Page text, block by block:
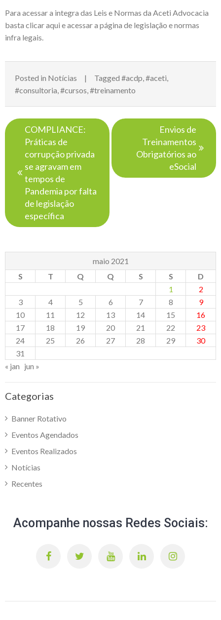
Para acessar a integra das Leis e Normas da Aceti Advocacia
basta clicar aqui e acessar a página de legislação e normas
infra legais
Posted in Notícias Tagged #acdp #aceti
#consultoria #cursos #treinamento
Navegação
de
Post
COMPLIANCE:
Práticas de
corrupção privada
se agravam em
tempos de
Pandemia por falta
de legislação
específica
Envios de
Treinamentos
Obrigatórios ao
eSocial
maio 2021
S
T Q Q S S
D
1
2
3
4 5 6 7 8
9
10
11 12 13 14 15
16
17
18 19 20 21 22
23
24
25 26 27 28 29
30
31
« jan jun »
Categorias
Banner Rotativo
Eventos Agendados
Eventos Realizados
Notícias
Recentes
Acompanhe nossas Redes Sociais: